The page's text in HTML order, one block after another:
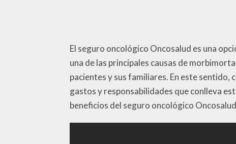
El seguro oncológico Oncosalud es una
una de las principales causas de
pacientes y sus familiares. En este
gastos y responsabilidades que conlleva
beneficios del seguro oncológico